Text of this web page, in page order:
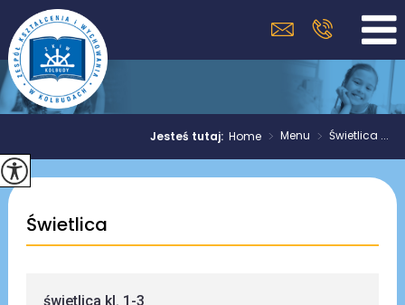
Jesteś tutaj:Home > Menu > Świetlica ...
Świetlica
świetlica kl. 1-3